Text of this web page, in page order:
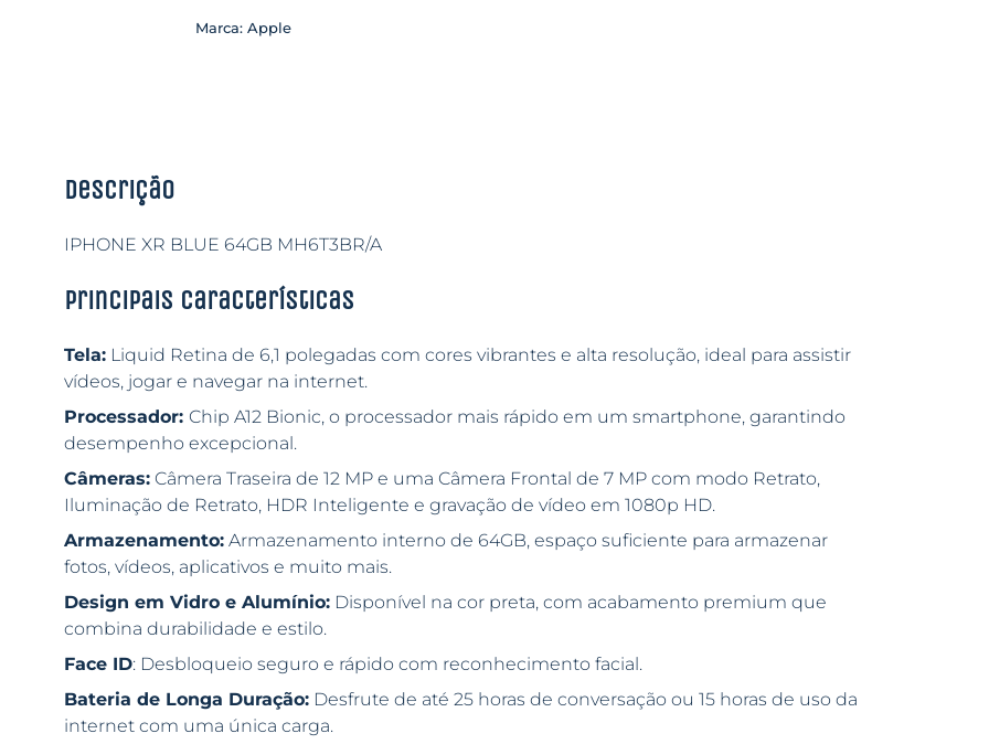
Marca: Apple
Descrição
IPHONE XR BLUE 64GB MH6T3BR/A
Principais características
Tela:Liquid Retina de 6,1 polegadas com cores vibrantes e alta resolução, ideal para assistir
vídeos, jogar e navegar na internet.
Processador: Chip A12 Bionic, o processador mais rápido em um smartphone, garantindo
desempenho excepcional.
Câmeras:Câmera Traseira de 12 MP e uma Câmera Frontal de 7 MP com modo Retrato,
Iluminação de Retrato, HDR Inteligente e gravação de vídeo em 1080p HD.
Armazenamento:Armazenamento interno de 64GB, espaço suficiente para armazenar
fotos, vídeos, aplicativos e muito mais.
Design em Vidro e Alumínio:Disponível na cor preta, com acabamento premium que
combina durabilidade e estilo.
Face ID: Desbloqueio seguro e rápido com reconhecimento facial.
Bateria de Longa Duração:Desfrute de até 25 horas de conversação ou 15 horas de uso da
internet com uma única carga.